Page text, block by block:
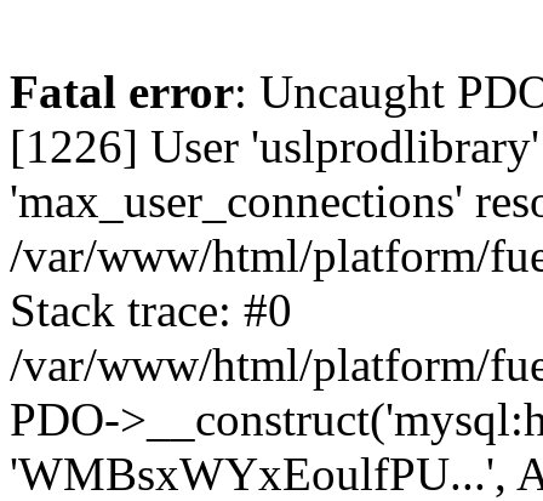
Fatal error: Uncaught
[1226] User 'uslprodlibrary'
'max_user_connections'
/var/www/html/platform/
Stack trace: #0
/var/www/html/platform/
PDO-
'WMBsxWYxEoulfPU...',